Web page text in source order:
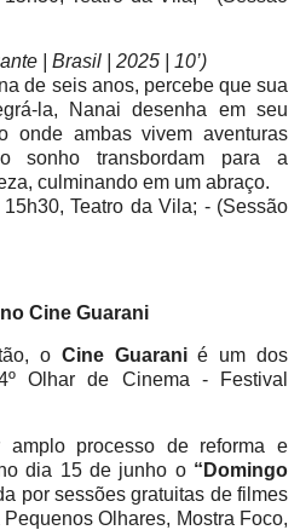
| Brasil | 2025 | 10’)
de seis anos, percebe que sua
la, Nanai desenha em seu
onde ambas vivem aventuras
sonho transbordam para a
culminando em um abraço.
Teatro da Vila; - (Sessão
Cine Guarani
o Cine Guaranié um dos
Olhar de Cinema - Festival
processo de reforma e
dia 15 de junho o “Domingo
por sessões gratuitas de filmes
Olhares, Mostra Foco,